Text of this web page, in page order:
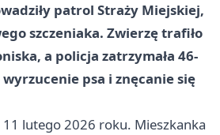
patrol Straży Miejskiej,
szczeniaka. Zwierzę trafiło
a policja zatrzymała 46-
psa i znęcanie się
11 lutego 2026 roku. Mieszkanka